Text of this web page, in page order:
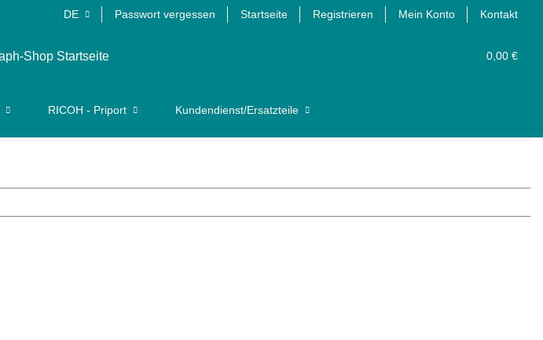
DE Passwort vergessen Startseite Registrieren Mein Konto Kontakt
0,00 €
RICOH - Priport Kundendienst/Ersatzteile